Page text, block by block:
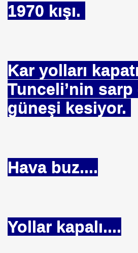
1970 kışı.
Kar yolları
Tunceli’nin sarp
güneşi kesiyor.
Hava buz....
Yollar kapalı....
DESTEK VERELİM